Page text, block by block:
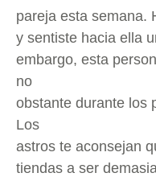
pareja esta semana.
y sentiste hacia ella
embargo, esta
no
obstante durante los
Los
astros te aconsejan
tiendas a ser